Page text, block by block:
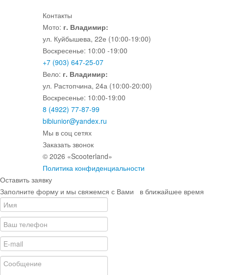
Контакты
Мото: г. Владимир:
ул. Куйбышева, 22е (10:00-19:00)
Воскресенье: 10:00 -19:00
+7 (903) 647-25-07
Вело: г. Владимир:
ул. Растопчина, 24а (10:00-20:00)
Воскресенье: 10:00-19:00
8 (4922) 77-87-99
bibiunior@yandex.ru
Мы в соц сетях
Заказать звонок
© 2026 «Scooterland»
Политика конфиденциальности
Оставить заявку
Заполните форму и мы свяжемся с Вами в ближайшее время